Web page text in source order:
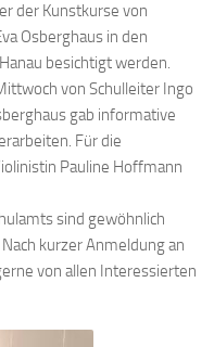
der Kunstkurse von
Osberghaus in den
besichtigt werden.
von Schulleiter Ingo
gab informative
Für die
Pauline Hoffmann
sind gewöhnlich
kurzer Anmeldung an
von allen Interessierten